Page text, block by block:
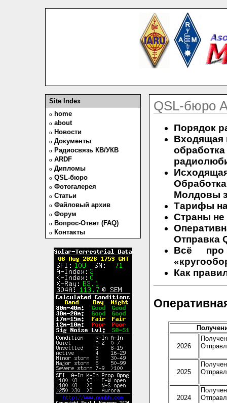
Site Index
o home
o about
o Новости
o Документы
o Радиосвязь КВ/УКВ
o ARDF
o Дипломы
o QSL-бюро
o Фотогалерея
o Статьи
o Файловый архив
o Форум
o Вопрос-Ответ (FAQ)
o Контакты
QSL-бюро
Порядок
Входящая
Молдовы
Тарифы
Страны
Отправка
Всё про
Как
2026
2025
2024